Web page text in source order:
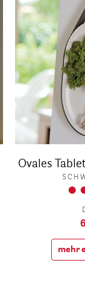
Ovales
mehr